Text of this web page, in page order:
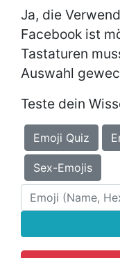
Ja, die
Facebook ist
Tastaturen
Auswahl
Teste dein
Emoji Quiz
Sex-Emojis